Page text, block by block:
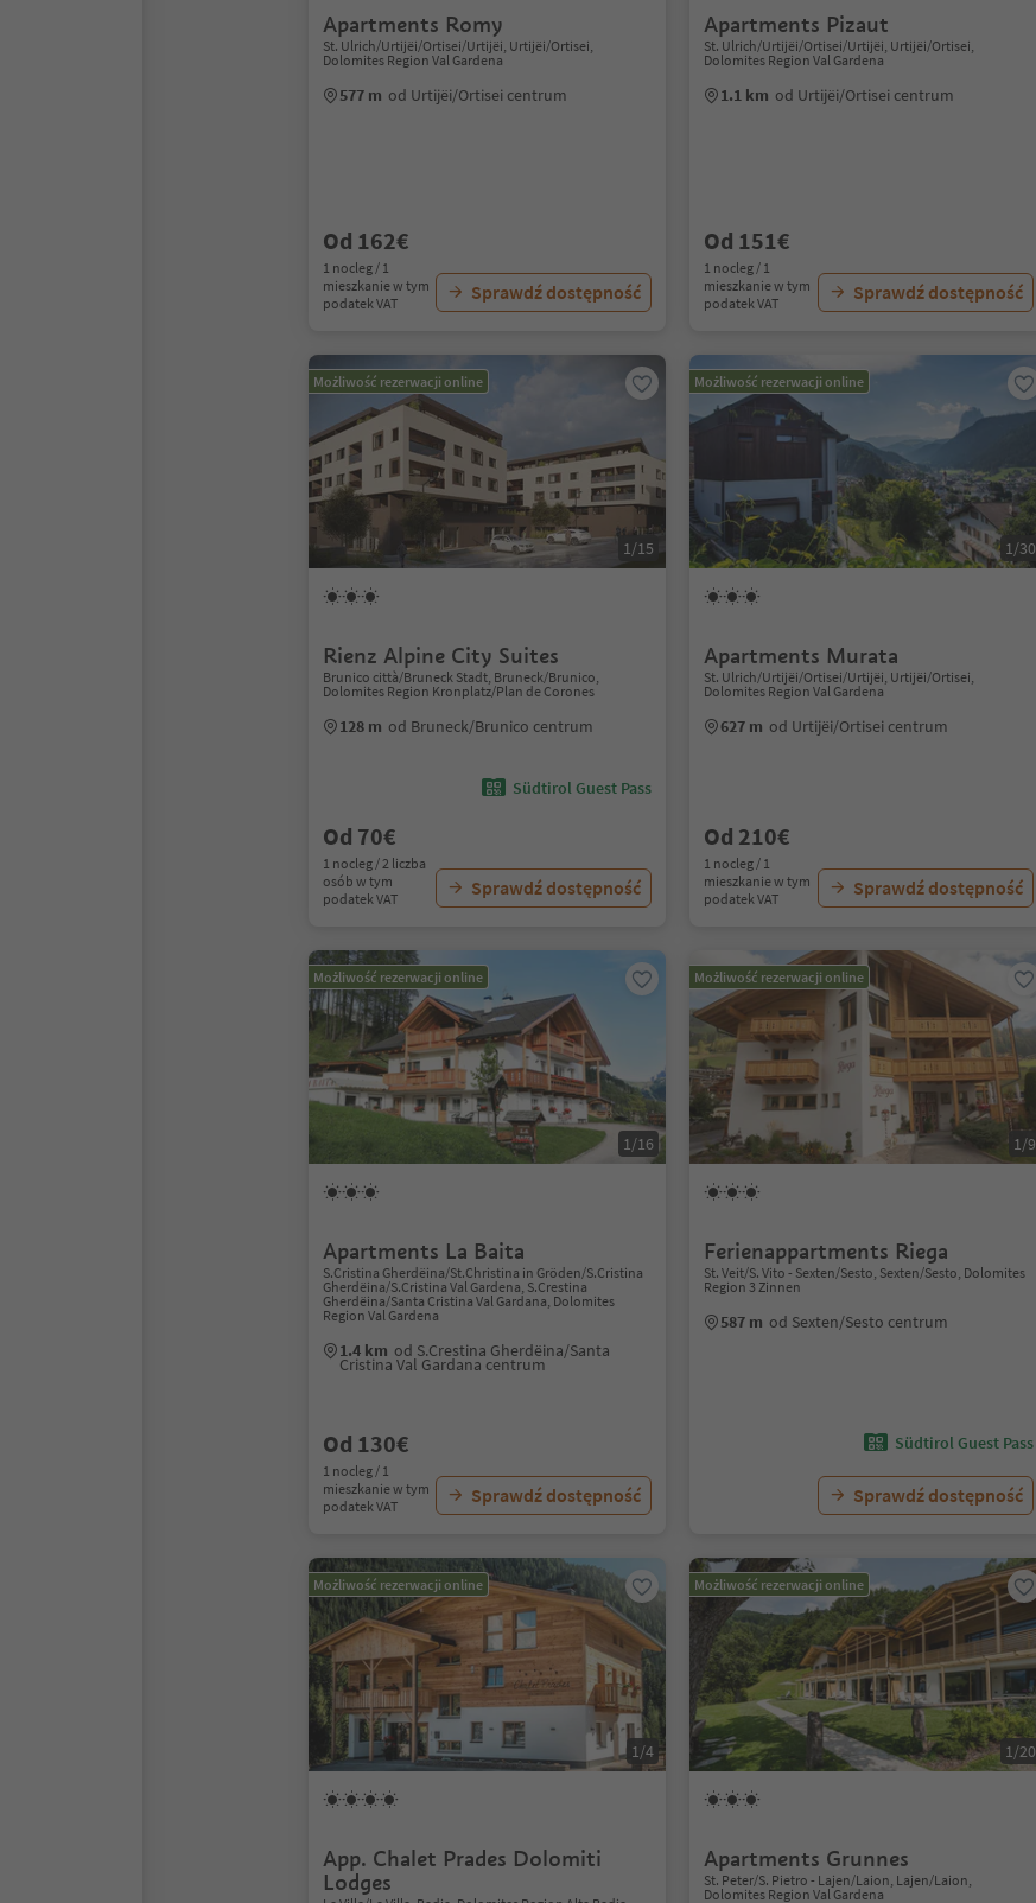
Apartments Romy
St. Ulrich/Urtijëi/Ortisei/Urtijëi, Urtijëi/Ortisei,
Dolomites Region Val Gardena
577 m od Urtijëi/Ortisei centrum
Od 162€
1 nocleg / 1
mieszkanie w tym
podatek VAT
Sprawdź dostępność
Apartments Pizaut
St. Ulrich/Urtijëi/Ortisei/Urtijëi, Urtijëi/Ortisei,
Dolomites Region Val Gardena
1.1 km od Urtijëi/Ortisei centrum
Od 151€
1 nocleg / 1
mieszkanie w tym
podatek VAT
Sprawdź dostępność
Możliwość rezerwacji online
1/15
Rienz Alpine City Suites
Brunico città/Bruneck Stadt, Bruneck/Brunico,
Dolomites Region Kronplatz/Plan de Corones
128 m od Bruneck/Brunico centrum
Südtirol Guest Pass
Od 70€
1 nocleg / 2 liczba
osób w tym
podatek VAT
Sprawdź dostępność
Możliwość rezerwacji online
1/30
Apartments Murata
St. Ulrich/Urtijëi/Ortisei/Urtijëi, Urtijëi/Ortisei,
Dolomites Region Val Gardena
627 m od Urtijëi/Ortisei centrum
Od 210€
1 nocleg / 1
mieszkanie w tym
podatek VAT
Sprawdź dostępność
Możliwość rezerwacji online
1/16
Apartments La Baita
S.Cristina Gherdëina/St.Christina in Gröden/S.Cristina
Gherdëina/S.Cristina Val Gardena, S.Crestina
Gherdëina/Santa Cristina Val Gardana, Dolomites
Region Val Gardena
1.4 km od S.Crestina Gherdëina/Santa
Cristina Val Gardana centrum
Od 130€
1 nocleg / 1
mieszkanie w tym
podatek VAT
Sprawdź dostępność
Możliwość rezerwacji online
1/9
Ferienappartments Riega
St. Veit/S. Vito - Sexten/Sesto, Sexten/Sesto, Dolomites
Region 3 Zinnen
587 m od Sexten/Sesto centrum
Südtirol Guest Pass
Sprawdź dostępność
Możliwość rezerwacji online
1/4
App. Chalet Prades Dolomiti
Lodges
Możliwość rezerwacji online
1/20
Apartments Grunnes
St. Peter/S. Pietro - Lajen/Laion, Lajen/Laion,
Dolomites Region Val Gardena